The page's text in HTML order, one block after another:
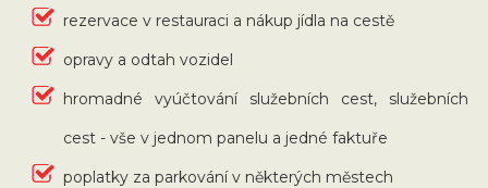
rezervace v restauraci a nákup jídla na cestě
opravy a odtah vozidel
hromadné vyúčtování služebních cest, služebních
cest - vše v jednom panelu a jedné faktuře
poplatky za parkování v některých městech